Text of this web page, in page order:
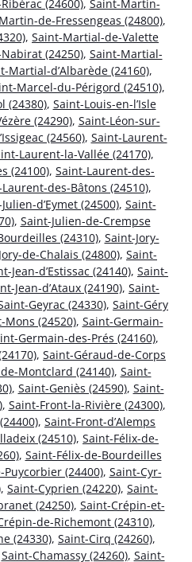
(24600), Saint-Martin-
de-Fressengeas (24800),
, Saint-Martial-de-Valette
(24250), Saint-Martial-
Martial-d’Albarède (24160),
Marcel-du-Périgord (24510),
(24380), Saint-Louis-en-l’Isle
(24290), Saint-Léon-sur-
(24560), Saint-Laurent-
Laurent-la-Vallée (24170),
(24100), Saint-Laurent-des-
des-Bâtons (24510),
d’Eymet (24500), Saint-
, Saint-Julien-de-Crempse
(24310), Saint-Jory-
de-Chalais (24800), Saint-
Jean-d’Estissac (24140), Saint-
Jean-d’Ataux (24190), Saint-
Geyrac (24330), Saint-Géry
(24520), Saint-Germain-
Germain-des-Prés (24160),
, Saint-Géraud-de-Corps
Montclard (24140), Saint-
, Saint-Geniès (24590), Saint-
, Saint-Front-la-Rivière (24300),
, Saint-Front-d’Alemps
(24510), Saint-Félix-de-
, Saint-Félix-de-Bourdeilles
(24400), Saint-Cyr-
, Saint-Cyprien (24220), Saint-
(24250), Saint-Crépin-et-
de-Richemont (24310),
(24330), Saint-Cirq (24260),
Saint-Chamassy (24260), Saint-